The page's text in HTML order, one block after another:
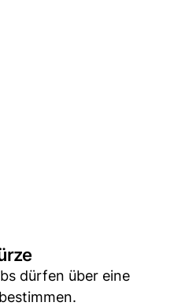
dürfen über eine